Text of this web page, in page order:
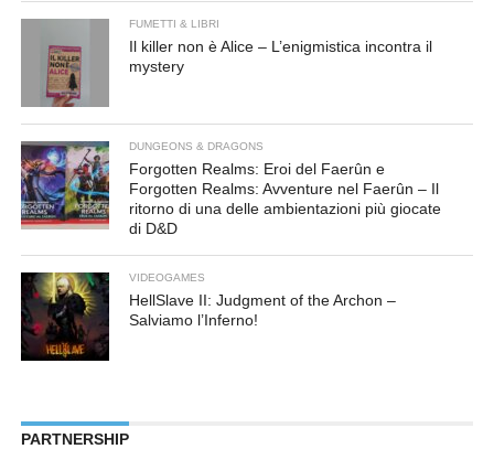
FUMETTI & LIBRI
Il killer non è Alice – L’enigmistica incontra il
mystery
DUNGEONS & DRAGONS
Forgotten Realms: Eroi del Faerûn e
Forgotten Realms: Avventure nel Faerûn – Il
ritorno di una delle ambientazioni più giocate
di D&D
VIDEOGAMES
HellSlave II: Judgment of the Archon –
Salviamo l’Inferno!
PARTNERSHIP